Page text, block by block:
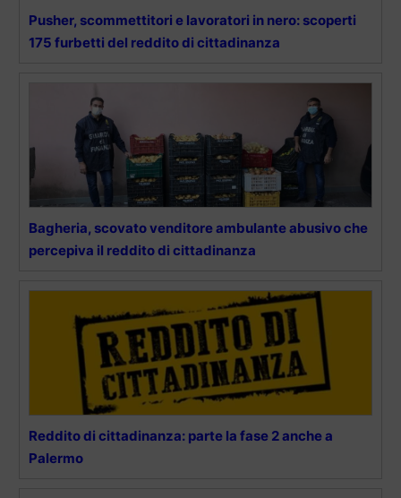
Pusher, scommettitori e lavoratori in nero: scoperti
175 furbetti del reddito di cittadinanza
Bagheria, scovato venditore ambulante abusivo che
percepiva il reddito di cittadinanza
Reddito di cittadinanza: parte la fase 2 anche a
Palermo